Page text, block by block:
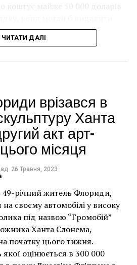
коштує майже 50 000 доларів
до чверті мільйона
чайки, яка ось-ось
чіпсів – сюжет графіті, що
Бенксі, на стіні в
узбережжі Англії 8 серпня 2021
/ AFP)
ЧИТАТИ ДАЛІ
врізався в
Ханта
акт арт-
місяця
26 Травня, 2023
річний житель Флориди,
на своєму автомобілі у високу
під назвою “Громобій”
Ханта Слонема,
початку цього тижня.
якої оцінюється в 300 000